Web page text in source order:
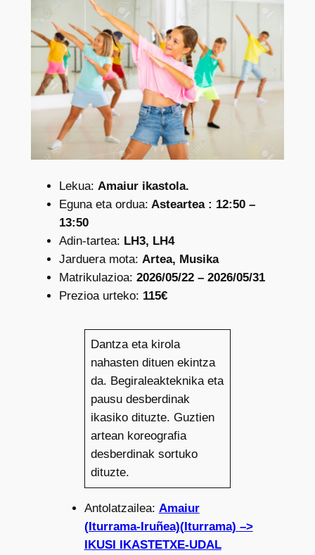
Lekua: Amaiur ikastola.
Eguna eta ordua: Asteartea : 12:50 –
13:50
Adin-tartea: LH3, LH4
Jarduera mota: Artea, Musika
Matrikulazioa: 2026/05/22 – 2026/05/31
Prezioa urteko: 115€
Dantza eta kirola
nahasten dituen ekintza
da. Begiraleakteknika eta
pausu desberdinak
ikasiko dituzte. Guztien
artean koreografia
desberdinak sortuko
dituzte.
Antolatzailea: Amaiur
(Iturrama-Iruñea)(Iturrama) –>
IKUSI IKASTETXE-UDAL